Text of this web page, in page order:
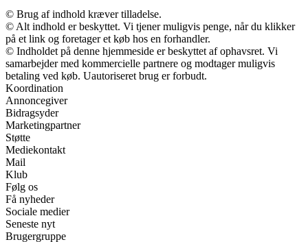
© Brug af indhold kræver tilladelse.
© Alt indhold er beskyttet. Vi tjener muligvis penge, når du klikker
på et link og foretager et køb hos en forhandler.
© Indholdet på denne hjemmeside er beskyttet af ophavsret. Vi
samarbejder med kommercielle partnere og modtager muligvis
betaling ved køb. Uautoriseret brug er forbudt.
Koordination
Annoncegiver
Bidragsyder
Marketingpartner
Støtte
Mediekontakt
Mail
Klub
Følg os
Få nyheder
Sociale medier
Seneste nyt
Brugergruppe